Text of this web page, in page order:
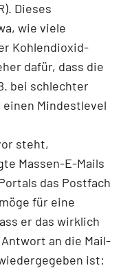
Dieses
wie viele
Kohlendioxid-
dafür, dass die
bei schlechter
Mindestlevel
steht,
Massen-E-Mails
das Postfach
für eine
er das wirklich
an die Mail-
ist: